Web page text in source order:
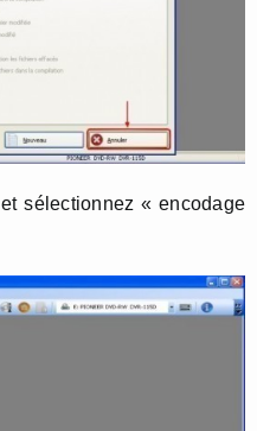
sélectionnez « encodage